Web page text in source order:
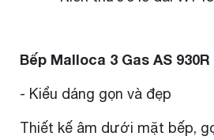
Bếp Malloca 3 Gas AS 930R
- Kiểu dáng gọn và đẹp
Thiết kế âm dưới mặt bếp,